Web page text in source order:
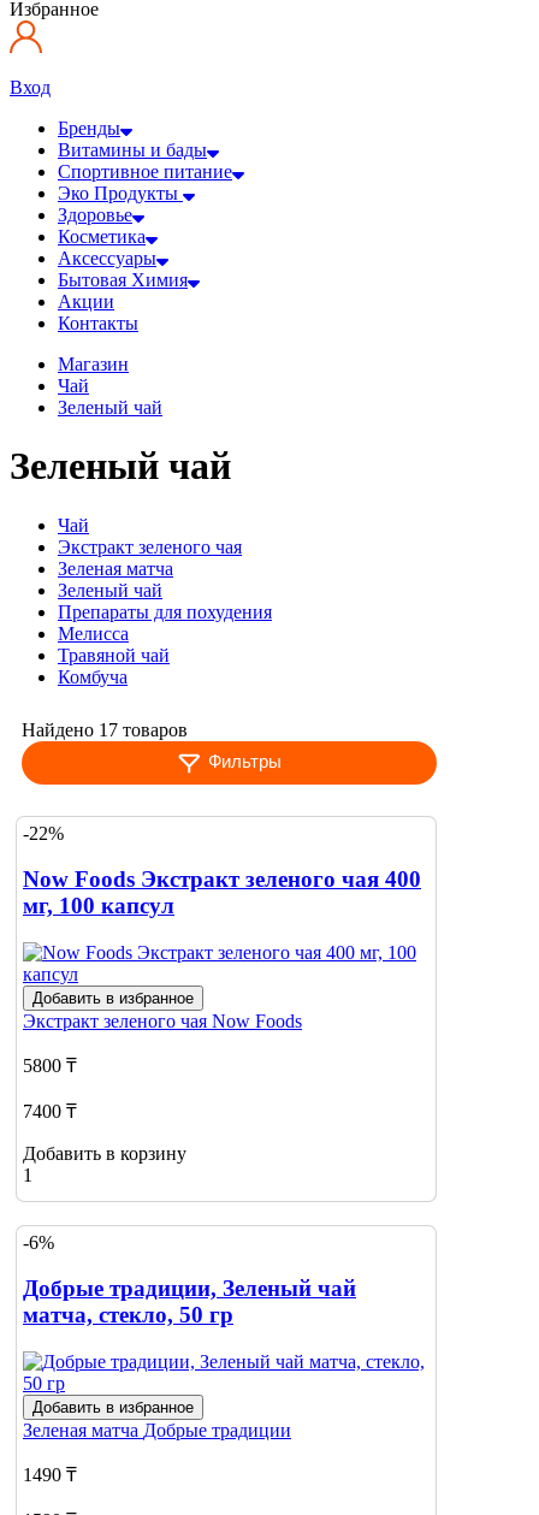
Избранное
Вход
Бренды
Витамины и бады
Спортивное питание
Эко Продукты
Здоровье
Косметика
Аксессуары
Бытовая Химия
Акции
Контакты
Магазин
Чай
Зеленый чай
Зеленый чай
Чай
Экстракт зеленого чая
Зеленая матча
Зеленый чай
Препараты для похудения
Мелисса
Травяной чай
Комбуча
Найдено 17 товаров
Фильтры
-22%
Now Foods Экстракт зеленого чая 400
мг, 100 капсул
Добавить в избранное
Экстракт зеленого чая Now Foods
5800 ₸
7400 ₸
Добавить в корзину
1
-6%
Добрые традиции, Зеленый чай
матча, стекло, 50 гр
Добавить в избранное
Зеленая матча Добрые традиции
1490 ₸